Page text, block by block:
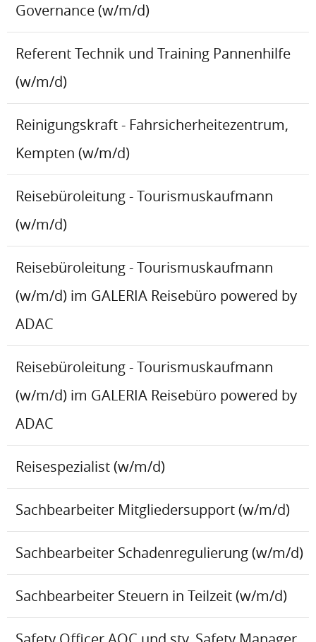
Governance (w/m/d)
Referent Technik und Training Pannenhilfe
(w/m/d)
Reinigungskraft - Fahrsicherheitezentrum,
Kempten (w/m/d)
Reisebüroleitung - Tourismuskaufmann
(w/m/d)
Reisebüroleitung - Tourismuskaufmann
(w/m/d) im GALERIA Reisebüro powered by
ADAC
Reisebüroleitung - Tourismuskaufmann
(w/m/d) im GALERIA Reisebüro powered by
ADAC
Reisespezialist (w/m/d)
Sachbearbeiter Mitgliedersupport (w/m/d)
Sachbearbeiter Schadenregulierung (w/m/d)
Sachbearbeiter Steuern in Teilzeit (w/m/d)